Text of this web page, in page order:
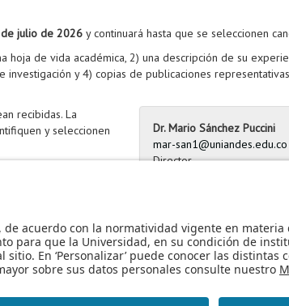
julio de 2026 y continuará hasta que se seleccionen
hoja de vida académica, 2) una descripción de su
y 4) copias de publicaciones
recibidas. La
y seleccionen
Dr. Mario Sánchez Puccini
mar-san1@uniandes.edu.co
Director
Enviar aplicación